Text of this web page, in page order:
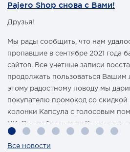
Pajero Shop снова с Вами!
Друзья!
Мы рады сообщить, что нам
пропавшие в сентябре 2021 года
сайтов. Все учетные записи
продолжать пользоваться
этому радостному поводу мы
покупателю промокод со скидкой
колонки Капсула с голосовым
VK. Он отобразится в Вашем
магазина Pajero Shop 14 февраля.
Все новости